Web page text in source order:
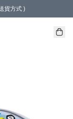
貨方式 )